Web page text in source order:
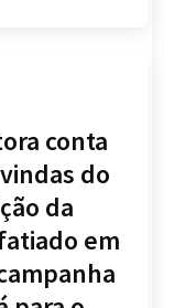
conta
do
da
em